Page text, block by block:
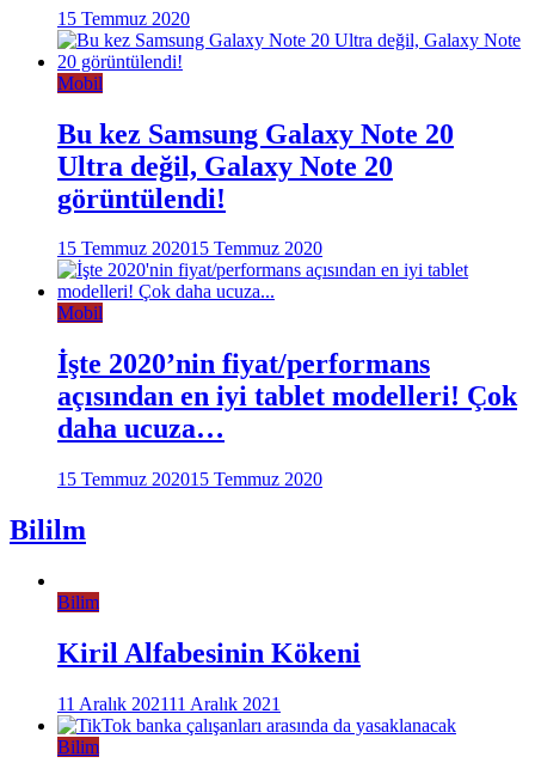
15 Temmuz 2020
Mobil
Bu kez Samsung Galaxy Note 20
Ultra değil, Galaxy Note 20
görüntülendi!
15 Temmuz 202015 Temmuz 2020
Mobil
İşte 2020’nin fiyat/performans
açısından en iyi tablet modelleri! Çok
daha ucuza…
15 Temmuz 202015 Temmuz 2020
Bililm
Bilim
Kiril Alfabesinin Kökeni
11 Aralık 202111 Aralık 2021
Bilim